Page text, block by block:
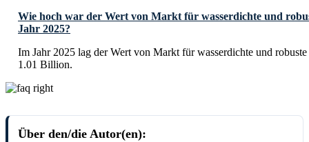
Wie hoch war der Wert von Markt für wasserdichte und
Jahr 2025?
Im Jahr 2025 lag der Wert von Markt für wasserdichte und
1.01 Billion.
Über den/die Autor(en):